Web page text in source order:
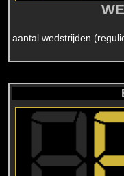
aantal wedstrijden